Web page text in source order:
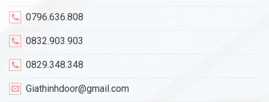
0796.636.808
0832.903.903
0829.348.348
Giathinhdoor@gmail.com